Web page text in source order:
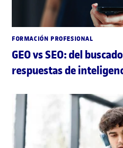
FORMACIÓN PROFESIONAL
GEO vs SEO: del
respuestas de